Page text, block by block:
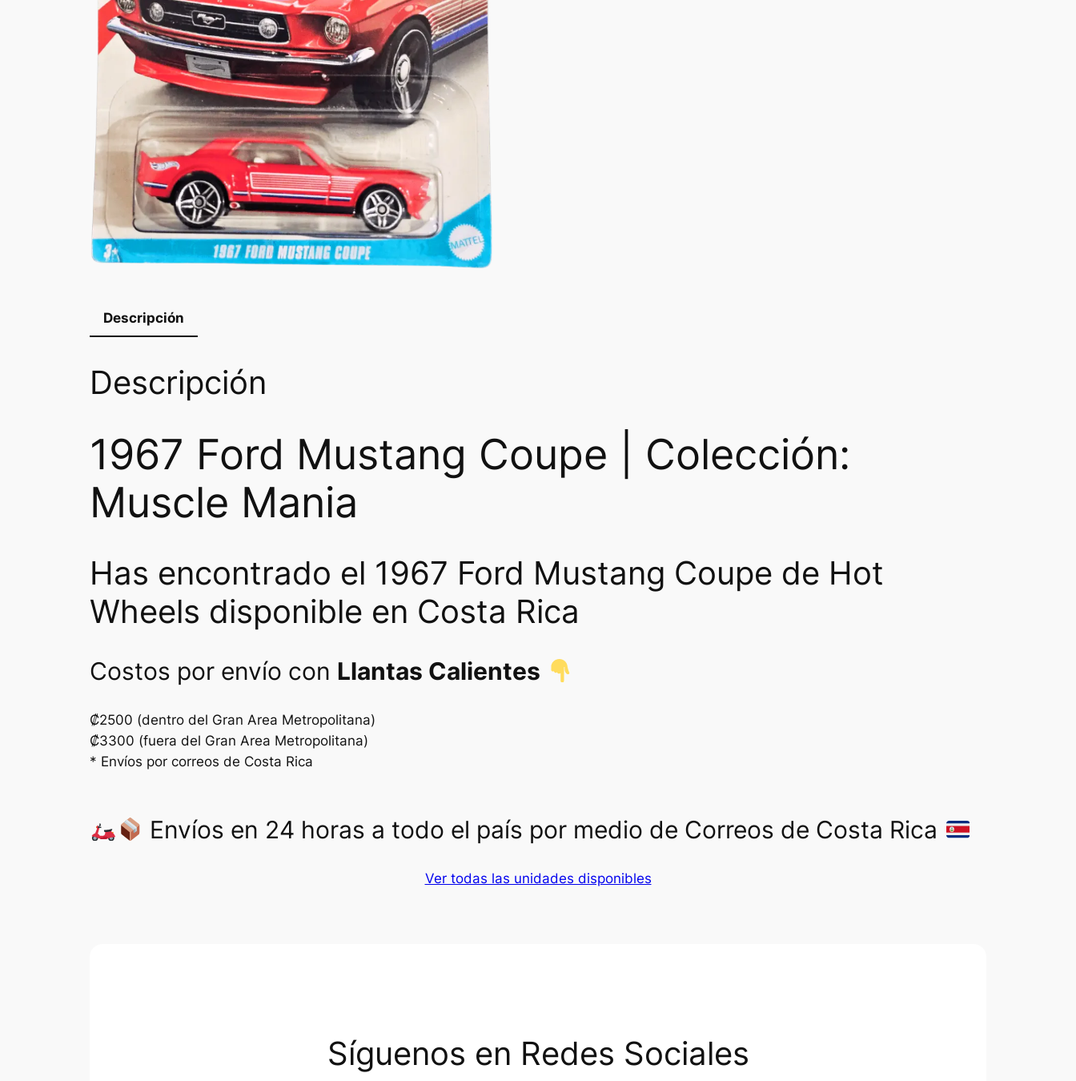
Descripción
Descripción
1967 Ford Mustang Coupe | Colección:
Muscle Mania
Has encontrado el 1967 Ford Mustang Coupe de Hot
Wheels disponible en Costa Rica
Costos por envío con Llantas Calientes
₡2500 (dentro del Gran Area Metropolitana)
₡3300 (fuera del Gran Area Metropolitana)
* Envíos por correos de Costa Rica
Envíos en 24 horas a todo el país por medio de Correos de Costa Rica
Ver todas las unidades disponibles
Síguenos en Redes Sociales